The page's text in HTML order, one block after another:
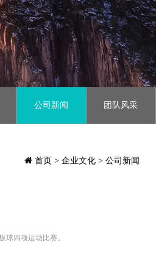
公司新闻 团队风采
首页 > 企业文化 > 公司新闻
球四项运动比赛。